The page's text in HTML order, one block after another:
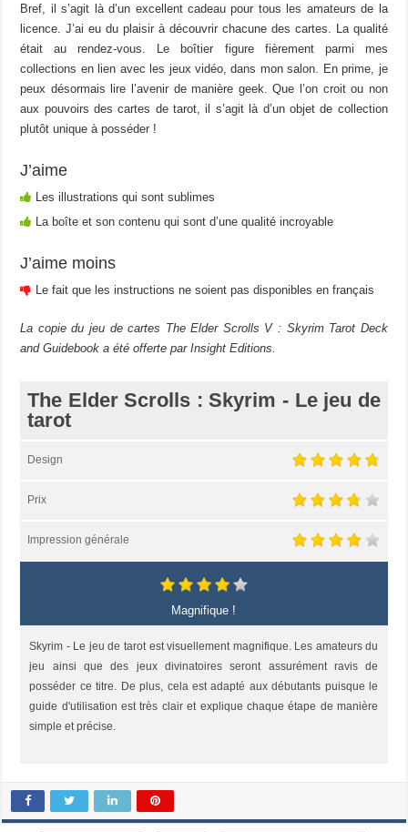
Bref, il s’agit là d’un excellent cadeau pour tous les amateurs de la
licence. J’ai eu du plaisir à découvrir chacune des cartes. La qualité
était au rendez-vous. Le boîtier figure fièrement parmi mes
collections en lien avec les jeux vidéo, dans mon salon. En prime, je
peux désormais lire l’avenir de manière geek. Que l’on croit ou non
aux pouvoirs des cartes de tarot, il s’agit là d’un objet de collection
plutôt unique à posséder !
J’aime
Les illustrations qui sont sublimes
La boîte et son contenu qui sont d’une qualité incroyable
J’aime moins
Le fait que les instructions ne soient pas disponibles en français
La copie du jeu de cartes The Elder Scrolls V : Skyrim Tarot Deck
and Guidebook a été offerte par Insight Editions.
The Elder Scrolls : Skyrim - Le jeu de
tarot
Design
Prix
Impression générale
Magnifique !
Skyrim - Le jeu de tarot est visuellement magnifique. Les amateurs du
jeu ainsi que des jeux divinatoires seront assurément ravis de
posséder ce titre. De plus, cela est adapté aux débutants puisque le
guide d'utilisation est très clair et explique chaque étape de manière
simple et précise.